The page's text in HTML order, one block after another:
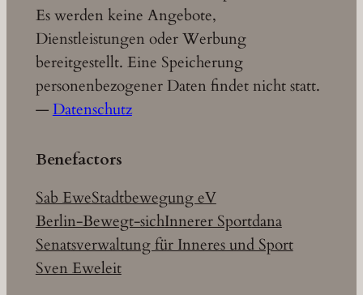
Es werden keine Angebote,
Dienstleistungen oder Werbung
bereitgestellt. Eine Speicherung
personenbezogener Daten findet nicht statt.
—Datenschutz
Benefactors
Sab EweStadtbewegung eV
Berlin-Bewegt-sichInnerer Sportdana
Senatsverwaltung für Inneres und Sport
Sven Eweleit